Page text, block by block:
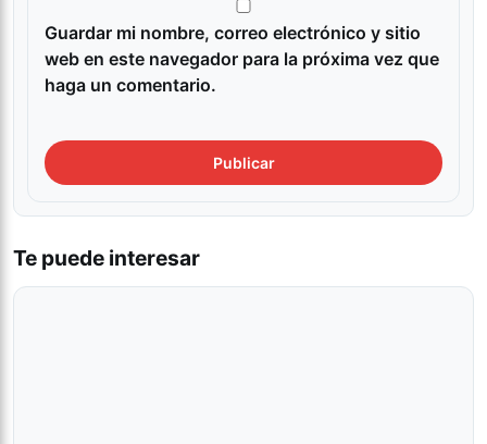
Guardar mi nombre, correo electrónico y sitio
web en este navegador para la próxima vez que
haga un comentario.
Te puede interesar